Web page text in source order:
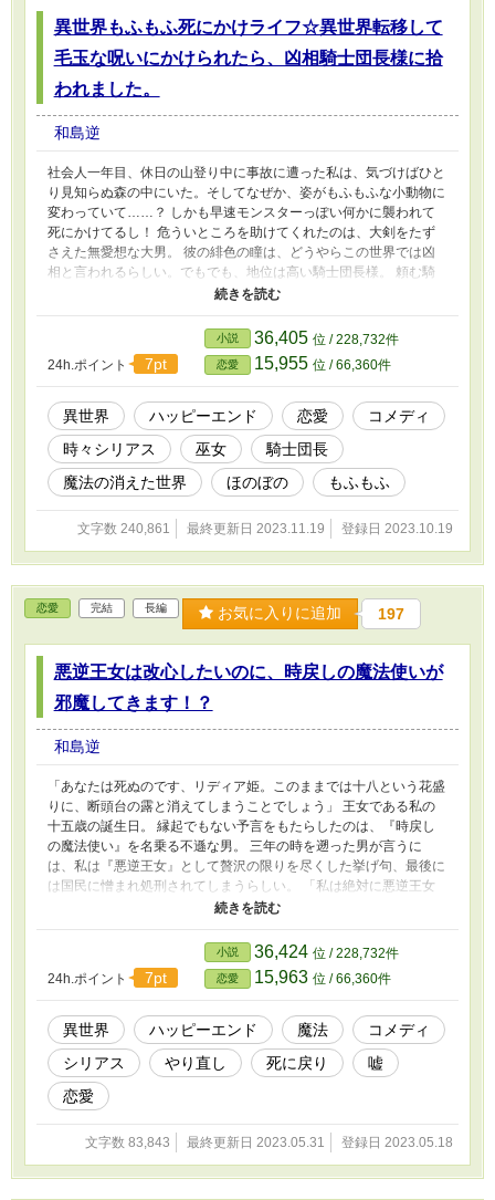
異世界もふもふ死にかけライフ☆異世界転移して
毛玉な呪いにかけられたら、凶相騎士団長様に拾
われました。
和島逆
社会人一年目、休日の山登り中に事故に遭った私は、気づけばひと
り見知らぬ森の中にいた。そしてなぜか、姿がもふもふな小動物に
変わっていて……？ しかも早速モンスターっぽい何かに襲われて
死にかけてるし！ 危ういところを助けてくれたのは、大剣をたず
さえた無愛想な大男。 彼の緋色の瞳は、どうやらこの世界では凶
相と言われるらしい。でもでも、地位は高い騎士団長様。 頼む騎
士様、どうか私を保護してください！ あれ、でもこの人なんか怖
し……？ どうやら私は恐怖耐性のなさすぎる聖獣に変身してしま
ったらしい。いや恐怖だけで死ぬってどんだけよ！ 人間に戻るた
めには騎士団長の助けを借りるしかない。でも騎士団長の側にいる
と死にかける！ ……うん、詰んだ。 ★「小説家になろう」先行投
稿中です★
24h.ポイント 7pt
小説 36,405 位 / 228,732件
恋愛 15,955 位 / 66,360件
異世界 ハッピーエンド 恋愛
コメディ
時々シリアス
巫女
騎士団長
魔法の消えた世界
ほのぼの もふもふ
文字数 240,861 最終更新日 2023.11.19 登録日 2023.10.19
恋愛 完結 長編 お気に入りに追加 197
悪逆王女は改心したいのに、時戻しの魔法使いが
邪魔してきます！？
和島逆
「あなたは死ぬのです、リディア姫。このままでは十八という花盛
りに、断頭台の露と消えてしまうことでしょう」 王女である私の
十五歳の誕生日。 縁起でもない予言をもたらしたのは、『時戻し
の魔法使い』を名乗る不遜な男。 三年の時を遡った男が言うに
は、私は『悪逆王女』として贅沢の限りを尽くした挙げ句、最後に
は国民に憎まれ処刑されてしまうらしい。 「私は絶対に悪逆王女
にはならないわ」 死の運命を回避するため、これからは質素堅実
のに。 時戻しの魔法使いが、地味に私の更生計画を邪魔してくる
んですけど！？ ＊悪逆王女大好きな魔法使い＆絶対に死にたくな
い悪逆王女の物語。
24h.ポイント 7pt
小説 36,424 位 / 228,732件
恋愛 15,963 位 / 66,360件
異世界 ハッピーエンド 魔法
コメディ
シリアス
やり直し 死に戻り
嘘
恋愛
文字数 83,843 最終更新日 2023.05.31 登録日 2023.05.18